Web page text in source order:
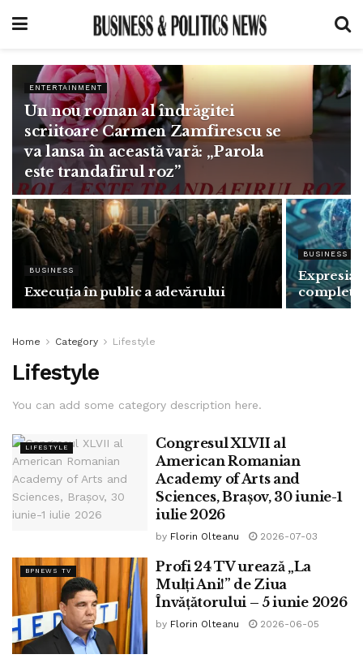
ENTERTAINMENT
Un nou roman al îndrăgitei
scriitoare Carmen Zamfirescu se
va lansa în această vară: „Parola
este trandafirul roz”
BUSINESS
Execuția în public a adevărului
BUSINESS
Expresia
complet
Home Category Lifestyle
Lifestyle
You can add some category description here.
LIFESTYLE
Congresul XLVII al
American Romanian
Academy of Arts and
Sciences, Brașov, 30 iunie-1
iulie 2026
by Florin Olteanu 2026-07-03
BPNEWS TV
Profi 24 TV urează „La
Mulți Ani!” de Ziua
Învățătorului – 5 iunie 2026
by Florin Olteanu 2026-06-05